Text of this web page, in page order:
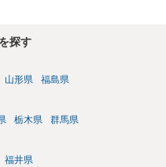
探す
山形県 福島県
栃木県 群馬県
福井県